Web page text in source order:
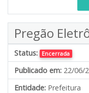
Pregão
Status: Encerrada
Publicado em: 22/06/
Entidade: Prefeitura